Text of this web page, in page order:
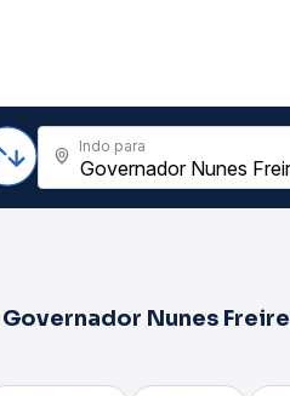
Indo para
Governador Nunes Freire